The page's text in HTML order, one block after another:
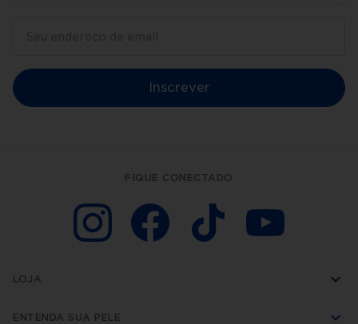
Inscrever
FIQUE CONECTADO
LOJA
ENTENDA SUA PELE